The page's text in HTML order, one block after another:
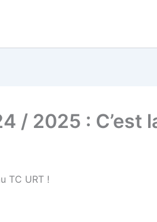
/ 2025 : C’est
TC URT !